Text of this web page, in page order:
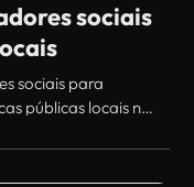
sociais
sociais para
públicas locais no